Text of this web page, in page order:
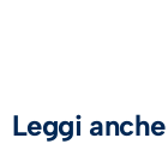
Leggi anche